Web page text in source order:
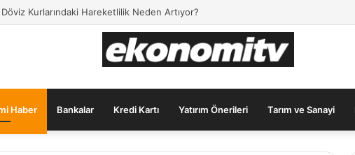
Birikim Yapmak İsteyenler İçin En Popüler Yatırım Araçları
Haber Bankalar Kredi Kartı Yatırım Önerileri Tarım ve Sanayi